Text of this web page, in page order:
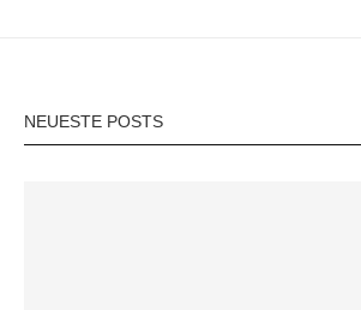
NEUESTE POSTS